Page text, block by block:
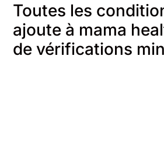
Toutes les
ajoute à mama
de vérifications